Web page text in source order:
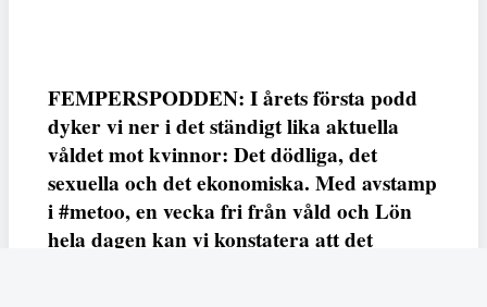
FEMPERSPODDEN: I årets första podd
dyker vi ner i det ständigt lika aktuella
våldet mot kvinnor: Det dödliga, det
sexuella och det ekonomiska. Med avstamp
i #metoo, en vecka fri från våld och Lön
hela dagen kan vi konstatera att det